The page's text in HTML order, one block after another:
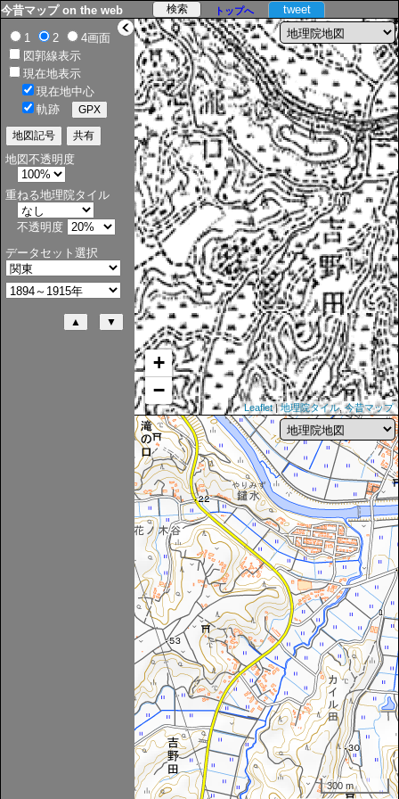
> tweet
今昔マップ on the web トップへ
+
−
Leaflet|地理院タイル,今昔マップ
300 m
1 2
4画面
図郭線表示
現在地表示
現在地中心
軌跡
地図不透明度
重ねる地理院タイル
不透明度
データセット選択